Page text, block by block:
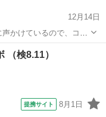
12月14日
かけているので、コメ
車検:R6,9,26■走
ございません！※名義
行距離
（検8.11）
提携サイト 8月1日